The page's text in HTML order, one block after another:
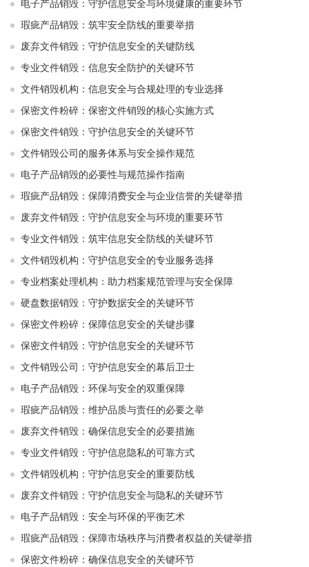
电子产品销毁：守护信息安全与环境健康的重要环节
瑕疵产品销毁：筑牢安全防线的重要举措
废弃文件销毁：守护信息安全的关键防线
专业文件销毁：信息安全防护的关键环节
文件销毁机构：信息安全与合规处理的专业选择
保密文件粉碎：保密文件销毁的核心实施方式
保密文件销毁：守护信息安全的关键环节
文件销毁公司的服务体系与安全操作规范
电子产品销毁的必要性与规范操作指南
瑕疵产品销毁：保障消费安全与企业信誉的关键举措
废弃文件销毁：守护信息安全与环境的重要环节
专业文件销毁：筑牢信息安全防线的关键环节
文件销毁机构：守护信息安全的专业服务选择
专业档案处理机构：助力档案规范管理与安全保障
硬盘数据销毁：守护数据安全的关键环节
保密文件粉碎：保障信息安全的关键步骤
保密文件销毁：守护信息安全的关键环节
文件销毁公司：守护信息安全的幕后卫士
电子产品销毁：环保与安全的双重保障
瑕疵产品销毁：维护品质与责任的必要之举
废弃文件销毁：确保信息安全的必要措施
专业文件销毁：守护信息隐私的可靠方式
文件销毁机构：守护信息安全的重要防线
废弃文件销毁：守护信息安全与隐私的关键环节
电子产品销毁：安全与环保的平衡艺术
瑕疵产品销毁：保障市场秩序与消费者权益的关键举措
保密文件粉碎：确保信息安全的关键环节